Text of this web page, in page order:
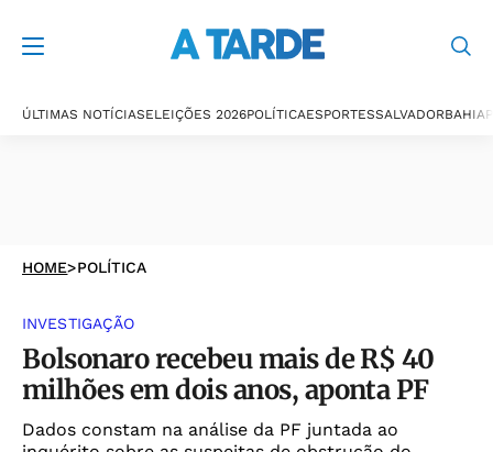
ÚLTIMAS NOTÍCIASELEIÇÕES 2026POLÍTICAESPORTESSALVADORBAHIA
HOME>POLÍTICA
INVESTIGAÇÃO
Bolsonaro recebeu mais de R$ 40
milhões em dois anos, aponta PF
Dados constam na análise da PF juntada ao